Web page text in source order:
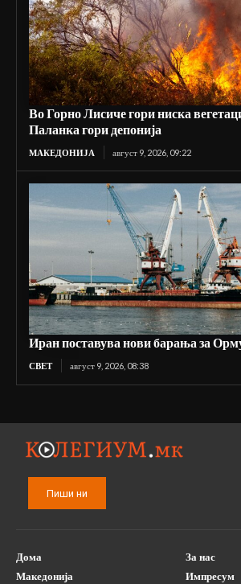
Во Горно Лисиче гори ниска
Паланка гори депонија
МАКЕДОНИЈА август 9, 2026, 09:22
Иран поставува нови барања за
СВЕТ август 9, 2026, 08:38
Пиши ни
Дома
Македонија
За нас
Импресум